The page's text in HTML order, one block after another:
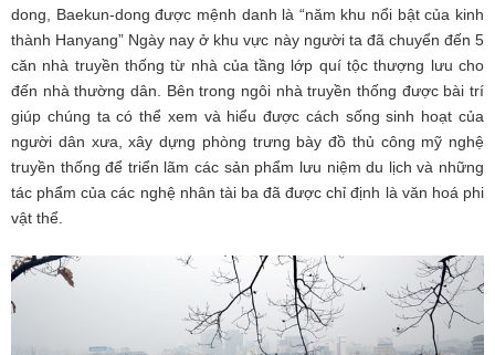
dong, Baekun-dong được mệnh danh là “năm khu nổi bật của kinh
thành Hanyang” Ngày nay ở khu vực này người ta đã chuyển đến 5
căn nhà truyền thống từ nhà của tầng lớp quí tộc thượng lưu cho
đến nhà thường dân. Bên trong ngôi nhà truyền thống được bài trí
giúp chúng ta có thể xem và hiểu được cách sống sinh hoạt của
người dân xưa, xây dựng phòng trưng bày đồ thủ công mỹ nghệ
truyền thống để triển lãm các sản phẩm lưu niệm du lịch và những
tác phẩm của các nghệ nhân tài ba đã được chỉ định là văn hoá phi
vật thể.